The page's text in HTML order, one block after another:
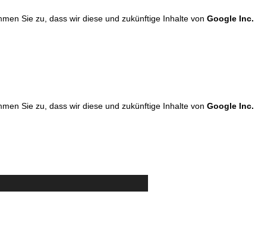
Sie zu, dass wir diese und zukünftige Inhalte von Google Inc.
Sie zu, dass wir diese und zukünftige Inhalte von Google Inc.